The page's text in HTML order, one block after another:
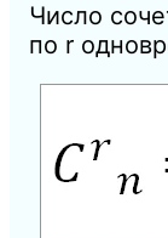
Число
по r